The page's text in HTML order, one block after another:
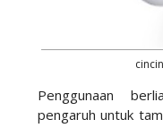
Penggunaan
pengaruh untuk